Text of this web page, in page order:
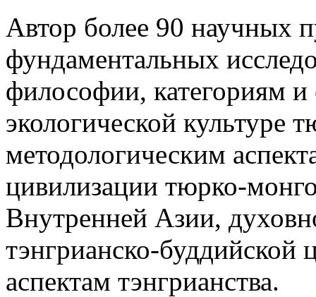
Автор более 90 научных
фундаментальных
философии, категориям
экологической культуре
методологическим
цивилизации тюрко-
Внутренней Азии,
тэнгрианско-буддийской
аспектам тэнгрианства.